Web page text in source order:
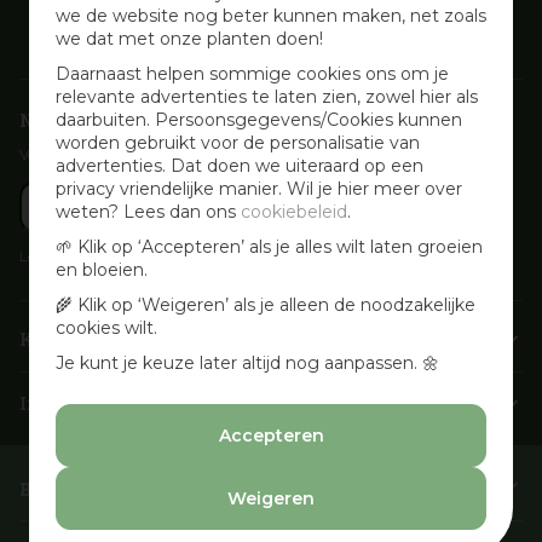
we de website nog beter kunnen maken, net zoals
we dat met onze planten doen!
Daarnaast helpen sommige cookies ons om je
relevante advertenties te laten zien, zowel hier als
daarbuiten. Persoonsgegevens/Cookies kunnen
worden gebruikt voor de personalisatie van
advertenties. Dat doen we uiteraard op een
privacy vriendelijke manier. Wil je hier meer over
weten? Lees dan ons cookiebeleid.
🌱 Klik op ‘Accepteren’ als je alles wilt laten groeien
en bloeien.
🌾 Klik op ‘Weigeren’ als je alleen de noodzakelijke
cookies wilt.
Je kunt je keuze later altijd nog aanpassen. 🌼
Accepteren
Weigeren
Nieuwsbrief aanmelden
Voor wekelijkse aanbiedingen, activiteiten en inspirerende tips
Lees onzePrivacyverklaring
Klantenservice
Info & openingstijden